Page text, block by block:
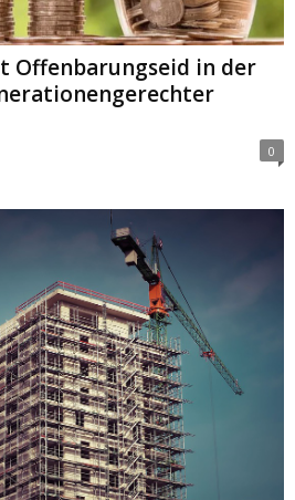
Offenbarungseid in der
0